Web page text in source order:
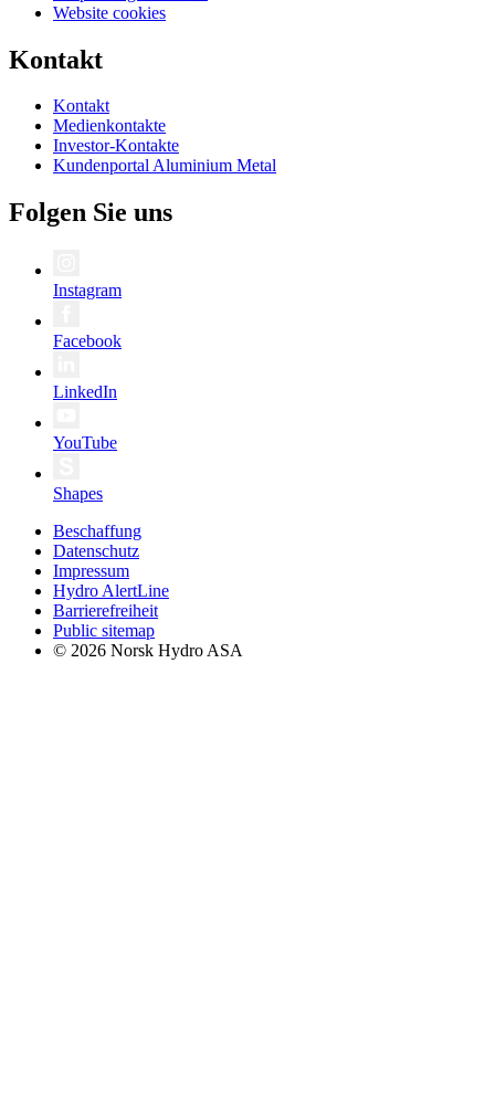
Website cookies
Kontakt
Kontakt
Medienkontakte
Investor-Kontakte
Kundenportal Aluminium Metal
Folgen Sie uns
Instagram
Facebook
LinkedIn
YouTube
Shapes
Beschaffung
Datenschutz
Impressum
Hydro AlertLine
Barrierefreiheit
Public sitemap
© 2026 Norsk Hydro ASA